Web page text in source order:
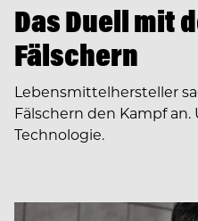
Das Duell mit
Fälschern
Lebensmittelhersteller
Fälschern den Kampf
Technologie.